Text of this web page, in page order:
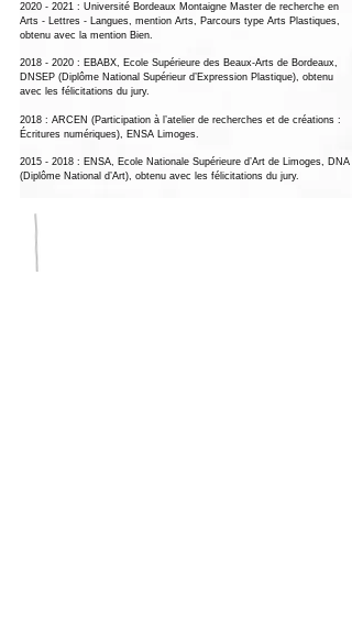
2020 - 2021 : Université Bordeaux Montaigne Master de recherche en
Arts - Lettres - Langues, mention Arts, Parcours type Arts Plastiques,
obtenu avec la mention Bien.
2018 - 2020 : EBABX, Ecole Supérieure des Beaux-Arts de Bordeaux,
DNSEP (Diplôme National Supérieur d’Expression Plastique), obtenu
avec les félicitations du jury.
2018 : ARCEN (Participation à l’atelier de recherches et de créations :
Écritures numériques), ENSA Limoges.
2015 - 2018 : ENSA, Ecole Nationale Supérieure d’Art de Limoges, DNA
(Diplôme National d’Art), obtenu avec les félicitations du jury.